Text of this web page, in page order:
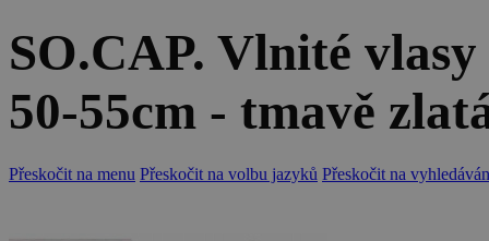
SO.CAP. Vlnité
50-55cm - tmavě
Přeskočit na menu Přeskočit na volbu jazyků Přeskočit na